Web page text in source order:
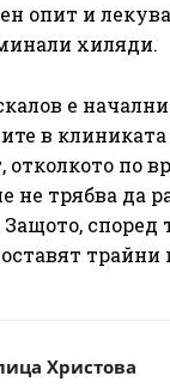
опит и
хиляди.
е
в
отколкото по
не трябва да
Защото,
трайни
Христова